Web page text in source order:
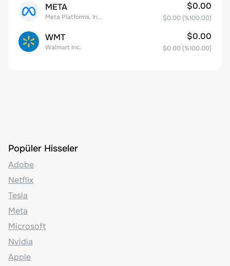
META
Meta Platforms, Inc. Class A Common Stock
$0.00
$0.00 (%100.00)
WMT
Walmart Inc.
$0.00
$0.00 (%100.00)
Popüler Hisseler
Adobe
Netflix
Tesla
Meta
Microsoft
Nvidia
Apple